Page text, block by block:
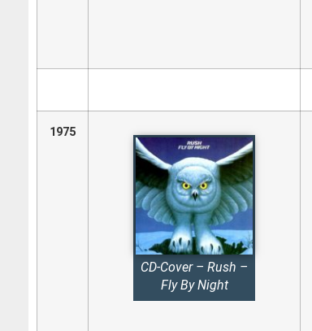
1975
CD-Cover – Rush –
Fly By Night